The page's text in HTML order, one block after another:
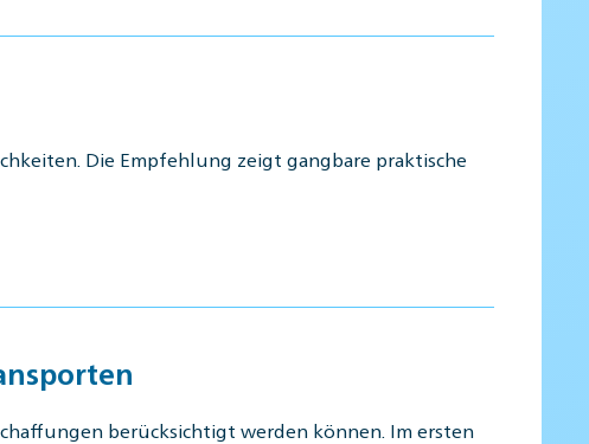
Die Empfehlung zeigt gangbare praktische
berücksichtigt werden können. Im ersten